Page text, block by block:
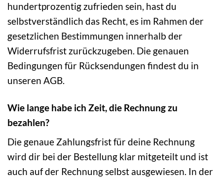
hundertprozentig zufrieden sein, hast du
selbstverständlich das Recht, es im Rahmen der
gesetzlichen Bestimmungen innerhalb der
Widerrufsfrist zurückzugeben. Die genauen
Bedingungen für Rücksendungen findest du in
unseren AGB.
Wie lange habe ich Zeit, die Rechnung zu
bezahlen?
Die genaue Zahlungsfrist für deine Rechnung
wird dir bei der Bestellung klar mitgeteilt und ist
auch auf der Rechnung selbst ausgewiesen. In der